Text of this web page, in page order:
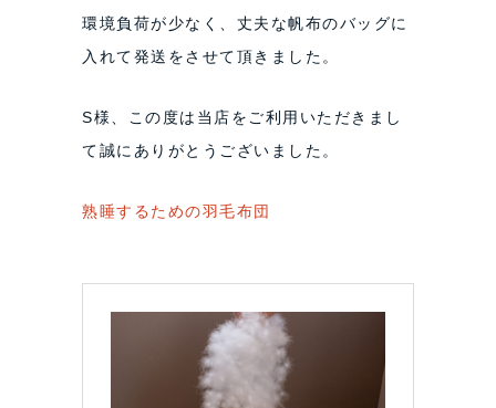
環境負荷が少なく、丈夫な帆布のバッグに
入れて発送をさせて頂きました。
S様、この度は当店をご利用いただきまし
て誠にありがとうございました。
熟睡するための羽毛布団